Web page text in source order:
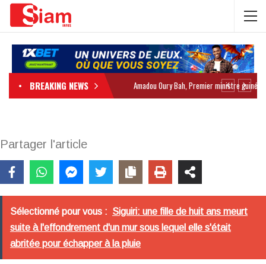
BREAKING NEWS
Partager l'article
Sélectionné pour vous : Siguiri: une fille de huit ans meurt
suite à l'effondrement d'un mur sous lequel elle s'était
abritée pour échapper à la pluie